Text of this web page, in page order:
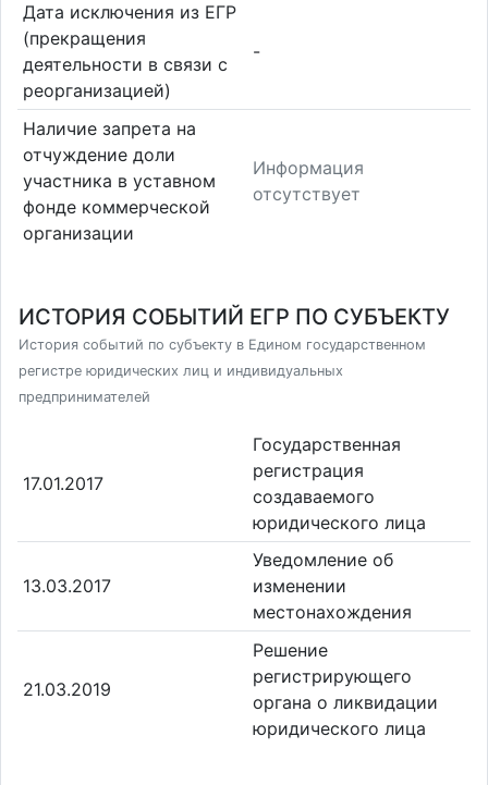
Дата исключения из ЕГР
(прекращения
деятельности в связи с
реорганизацией)
-
Наличие запрета на
отчуждение доли
участника в уставном
фонде коммерческой
организации
Информация
отсутствует
ИСТОРИЯ СОБЫТИЙ ЕГР ПО СУБЪЕКТУ
История событий по субъекту в Едином государственном
регистре юридических лиц и индивидуальных
предпринимателей
17.01.2017
Государственная
регистрация
создаваемого
юридического лица
13.03.2017
Уведомление об
изменении
местонахождения
21.03.2019
Решение
регистрирующего
органа о ликвидации
юридического лица